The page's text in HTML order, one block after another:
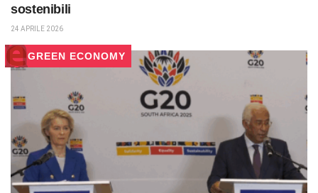
sostenibili
24 APRILE 2026
GREEN ECONOMY